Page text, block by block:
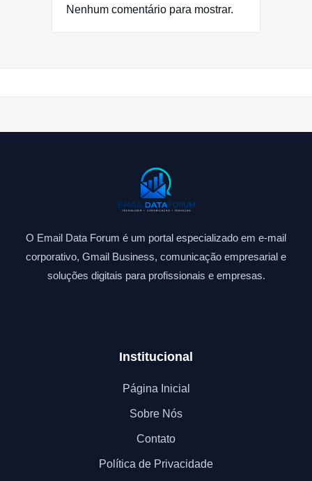
Nenhum comentário para mostrar.
O Email Data Forum é um portal especializado em e-mail
corporativo, Gmail Business, comunicação empresarial e
soluções digitais para profissionais e empresas.
Institucional
Página Inicial
Sobre Nós
Contato
Política de Privacidade